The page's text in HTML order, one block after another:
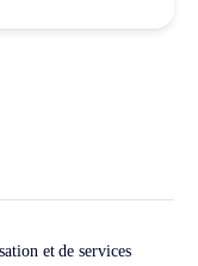
et de services